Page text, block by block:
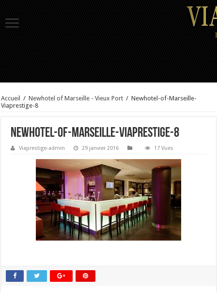
Accueil / Newhotel of Marseille - Vieux Port / Newhotel-of-Marseille-
Viaprestige-8
Newhotel-of-Marseille-Viaprestige-8
Viaprestige-admin 29 janvier 2016 17 Vues